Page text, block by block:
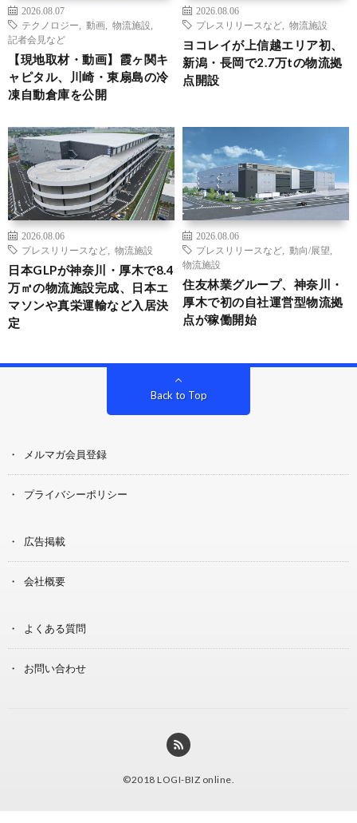
2026.08.07
テクノロジー
動画 物流施設
記者会見など
【現地取材・動画】霞ヶ関キ
ャピタル、川崎・東扇島の冷
凍自動倉庫を公開
2026.08.06
プレスリリースなど
物流施設
ヨコレイが上信越エリア初、
新潟・長岡で2.7万tの物流拠
点開設
2026.08.06
プレスリリースなど
物流施設
日本GLPが神奈川・厚木で8.4
万㎡の物流施設完成、日本エ
マソンや真栄運輸など入居決
定
2026.08.06
プレスリリースなど
動向/展望
物流施設
住友林業グループ、神奈川・
厚木で初の自社運営型物流拠
点が稼働開始
Back to Top
メルマガ会員登録
プライバシーポリシー
広告掲載
会社概要
よくある質問
お問い合わせ
©2018 LOGI-BIZ online.